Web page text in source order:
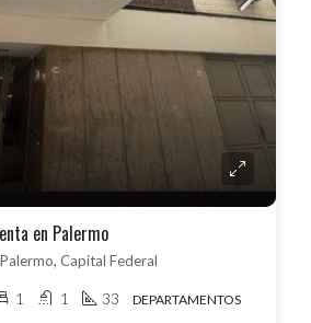
en Palermo
Capital Federal
1 1 33 DEPARTAMENTOS